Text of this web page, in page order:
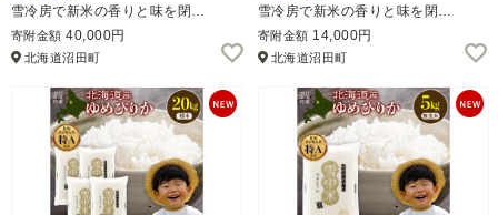
雪冷房で新米の香りと味を閉…
寄附金額 40,000円
北海道沼田町
雪冷房で新米の香りと味を閉…
寄附金額 14,000円
北海道沼田町